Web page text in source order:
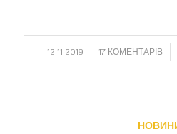
12.11.2019
/ 17 КОМЕНТАРІВ
/